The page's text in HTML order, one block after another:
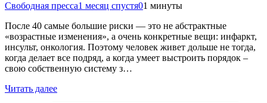
Свободная пресса1 месяц спустя01 минуты
После 40 самые большие риски — это не абстрактные
«возрастные изменения», а очень конкретные вещи: инфаркт,
инсульт, онкология. Поэтому человек живет дольше не тогда,
когда делает все подряд, а когда умеет выстроить порядок –
свою собственную систему з…
Читать далее